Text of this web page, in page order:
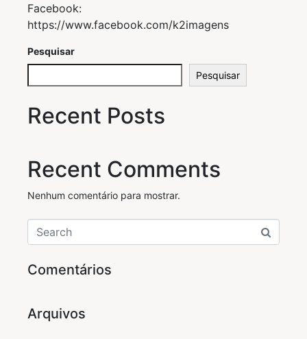
Facebook:
https://www.facebook.com/k2imagens
Pesquisar
Pesquisar
Recent Posts
Recent Comments
Nenhum comentário para mostrar.
Comentários
Arquivos